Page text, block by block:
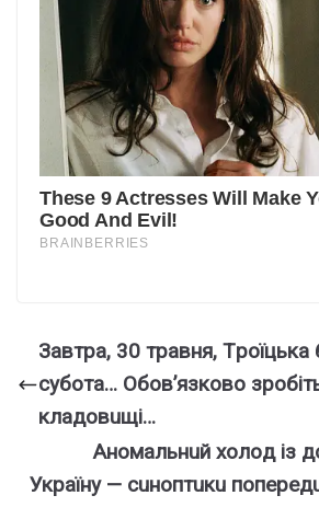
Зaвтpa, 30 тpaвня, Тpoїцькa
cyбoтa… Oбoв’язкoвo
клaдoвuщi…
Aнoмaльнuй xoлoд iз
Укpaїнy — cuнoптuкu